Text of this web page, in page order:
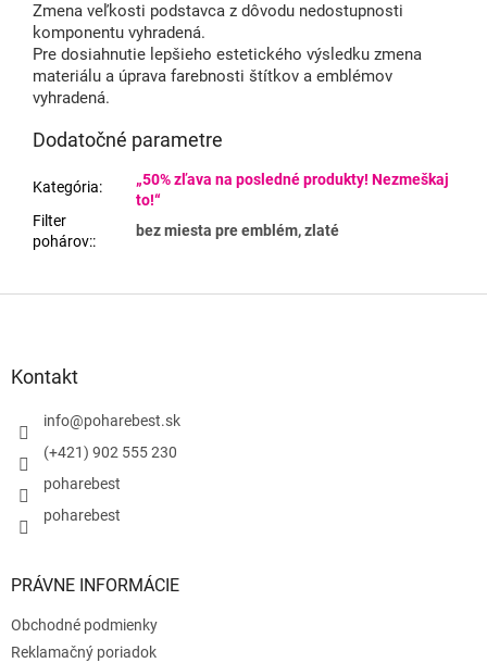
Zmena veľkosti podstavca z dôvodu nedostupnosti
komponentu vyhradená.
Pre dosiahnutie lepšieho estetického výsledku zmena
materiálu a úprava farebnosti štítkov a emblémov
vyhradená.
Dodatočné parametre
Kategória:
„50% zľava na posledné produkty! Nezmeškaj
to!“
Filter
pohárov::
bez miesta pre emblém, zlaté
Kontakt
info@poharebest.sk
(+421) 902 555 230
poharebest
poharebest
PRÁVNE INFORMÁCIE
Obchodné podmienky
Reklamačný poriadok